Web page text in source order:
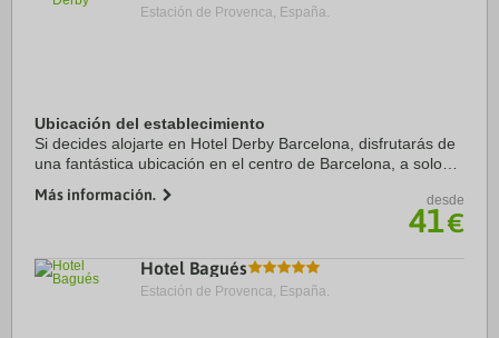
Estación de Provenca, España.
Ubicación del establecimiento
Si decides alojarte en Hotel Derby Barcelona, disfrutarás de
una fantástica ubicación en el centro de Barcelona, a solo
Además, este hotel se ...
Más información. desde
41€
Hotel Bagués
Estación de Provenca, España.